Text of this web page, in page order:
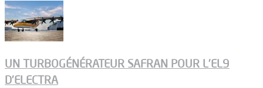
UN TURBOGÉNÉRATEUR SAFRAN POUR L’EL9
D’ELECTRA